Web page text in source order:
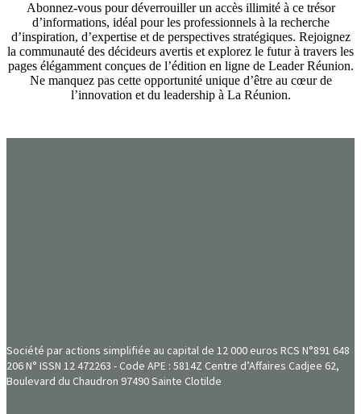
Abonnez-vous pour déverrouiller un accès illimité à ce trésor
d’informations, idéal pour les professionnels à la recherche
d’inspiration, d’expertise et de perspectives stratégiques. Rejoignez
la communauté des décideurs avertis et explorez le futur à travers les
pages élégamment conçues de l’édition en ligne de Leader Réunion.
Ne manquez pas cette opportunité unique d’être au cœur de
l’innovation et du leadership à La Réunion.
Société par actions simplifiée au capital de 12 000 euros RCS N°891 648
206 N° ISSN 12 472263 - Code APE : 5814Z Centre d’Affaires Cadjee 62,
Boulevard du Chaudron 97490 Sainte Clotilde